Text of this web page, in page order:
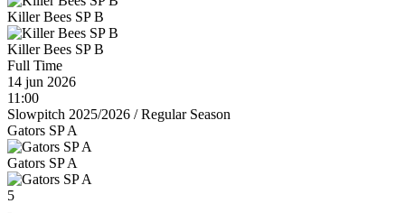
Killer Bees SP B
Killer Bees SP B
Full Time
14 jun 2026
11:00
Slowpitch 2025/2026 /Regular Season
Gators SP A
Gators SP A
5